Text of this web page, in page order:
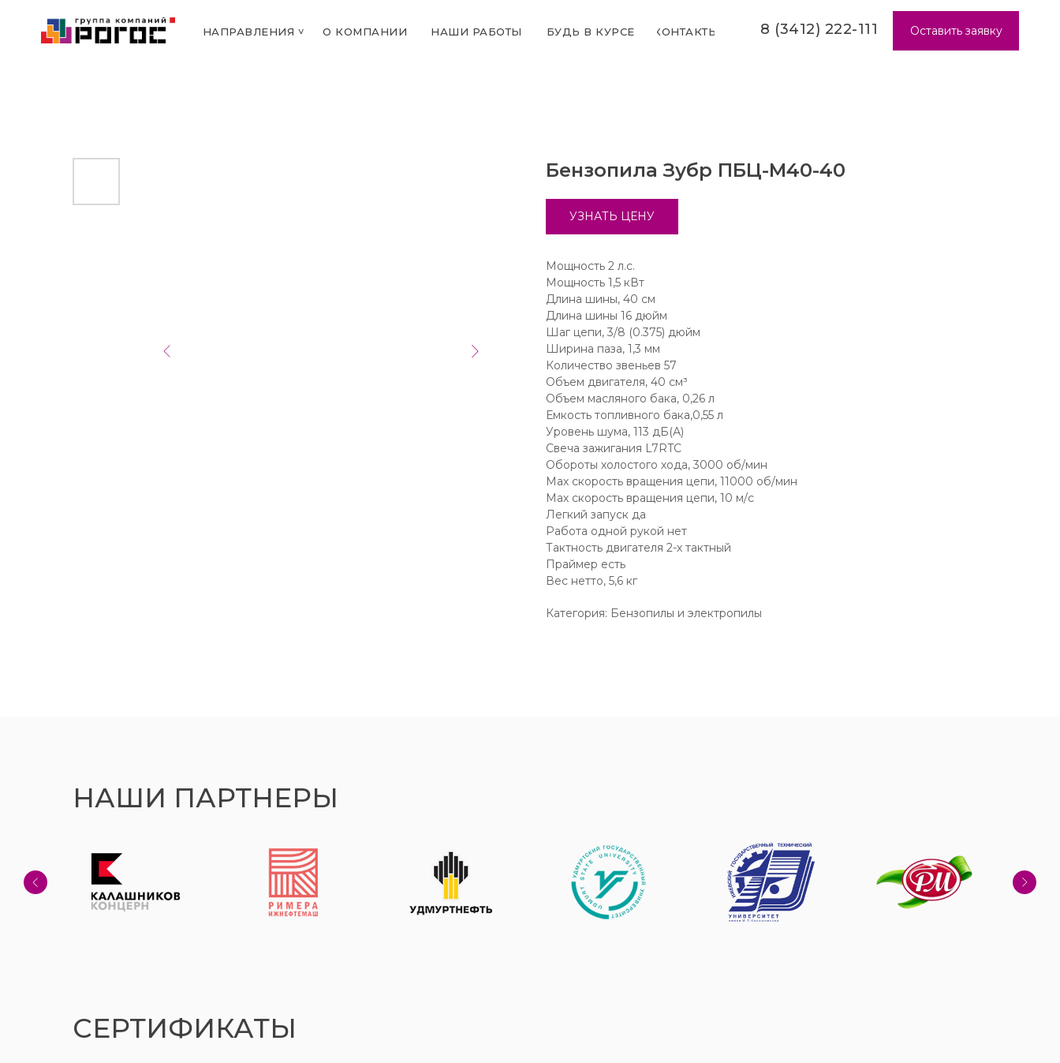
Оставить заявку
8 (3412) 222-111
НАПРАВЛЕНИЯ ˅ О КОМПАНИИ НАШИ РАБОТЫ КОНТАКТЫ
БУДЬ В КУРСЕ
Бензопила Зубр ПБЦ-М40-40
УЗНАТЬ ЦЕНУ
Мощность 2 л.с.
Мощность 1,5 кВт
Длина шины, 40 см
Длина шины 16 дюйм
Шаг цепи, 3/8 (0.375) дюйм
Ширина паза, 1,3 мм
Количество звеньев 57
Объем двигателя, 40 см³
Объем масляного бака, 0,26 л
Емкость топливного бака,0,55 л
Уровень шума, 113 дБ(А)
Свеча зажигания L7RTC
Обороты холостого хода, 3000 об/мин
Мах скорость вращения цепи, 11000 об/мин
Мах скорость вращения цепи, 10 м/с
Легкий запуск да
Работа одной рукой нет
Тактность двигателя 2-х тактный
Праймер есть
Вес нетто, 5,6 кг
Категория: Бензопилы и электропилы
НАШИ ПАРТНЕРЫ
СЕРТИФИКАТЫ